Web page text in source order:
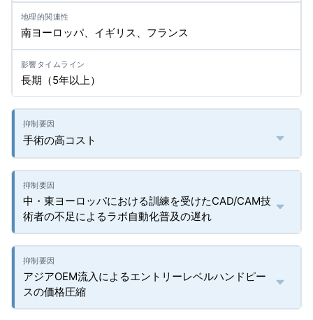
南ヨーロッパ、イギリス、フランス
長期（5年以上）
手術の高コスト
中・東ヨーロッパにおける訓練を受けたCAD/CAM技
術者の不足によるラボ自動化普及の遅れ
アジアOEM流入によるエントリーレベルハンドピー
スの価格圧縮